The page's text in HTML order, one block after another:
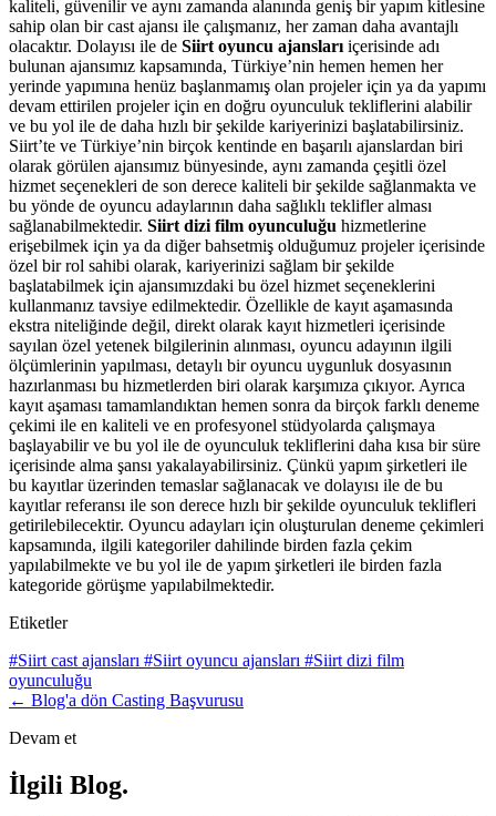
kaliteli, güvenilir ve aynı zamanda alanında geniş bir yapım kitlesine
sahip olan bir cast ajansı ile çalışmanız, her zaman daha avantajlı
olacaktır. Dolayısı ile de Siirt oyuncu ajansları içerisinde adı
bulunan ajansımız kapsamında, Türkiye’nin hemen hemen her
yerinde yapımına henüz başlanmamış olan projeler için ya da yapımı
devam ettirilen projeler için en doğru oyunculuk tekliflerini alabilir
ve bu yol ile de daha hızlı bir şekilde kariyerinizi başlatabilirsiniz.
Siirt’te ve Türkiye’nin birçok kentinde en başarılı ajanslardan biri
olarak görülen ajansımız bünyesinde, aynı zamanda çeşitli özel
hizmet seçenekleri de son derece kaliteli bir şekilde sağlanmakta ve
bu yönde de oyuncu adaylarının daha sağlıklı teklifler alması
sağlanabilmektedir. Siirt dizi film oyunculuğu hizmetlerine
erişebilmek için ya da diğer bahsetmiş olduğumuz projeler içerisinde
özel bir rol sahibi olarak, kariyerinizi sağlam bir şekilde
başlatabilmek için ajansımızdaki bu özel hizmet seçeneklerini
kullanmanız tavsiye edilmektedir. Özellikle de kayıt aşamasında
ekstra niteliğinde değil, direkt olarak kayıt hizmetleri içerisinde
sayılan özel yetenek bilgilerinin alınması, oyuncu adayının ilgili
ölçümlerinin yapılması, detaylı bir oyuncu uygunluk dosyasının
hazırlanması bu hizmetlerden biri olarak karşımıza çıkıyor. Ayrıca
kayıt aşaması tamamlandıktan hemen sonra da birçok farklı deneme
çekimi ile en kaliteli ve en profesyonel stüdyolarda çalışmaya
başlayabilir ve bu yol ile de oyunculuk tekliflerini daha kısa bir süre
içerisinde alma şansı yakalayabilirsiniz. Çünkü yapım şirketleri ile
bu kayıtlar üzerinden temaslar sağlanacak ve dolayısı ile de bu
kayıtlar referansı ile son derece hızlı bir şekilde oyunculuk teklifleri
getirilebilecektir. Oyuncu adayları için oluşturulan deneme çekimleri
kapsamında, ilgili kategoriler dahilinde birden fazla çekim
yapılabilmekte ve bu yol ile de yapım şirketleri ile birden fazla
kategoride görüşme yapılabilmektedir.
Etiketler
#Siirt cast ajansları #Siirt oyuncu ajansları #Siirt dizi film
oyunculuğu
← Blog'a dön Casting Başvurusu
Devam et
İlgili Blog.